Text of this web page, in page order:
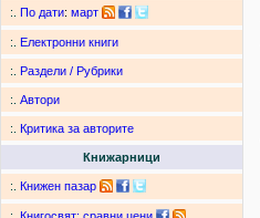
:. По дати: март
:. Електронни книги
:. Раздели / Рубрики
:. Автори
:. Критика за авторите
Книжарници
:. Книжен пазар